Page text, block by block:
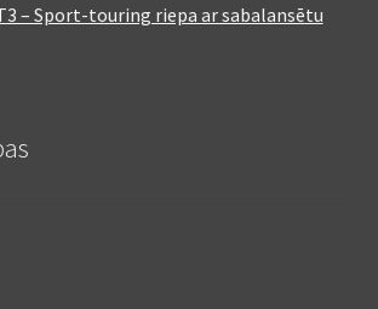
– Sport-touring riepa ar sabalansētu